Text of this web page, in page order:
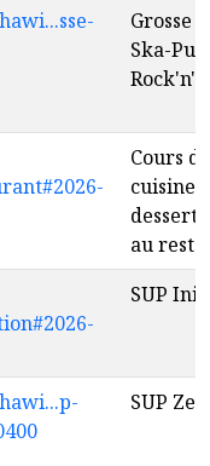
Grosse
Ska-
Cours de
cuisine:
au
SUP
SUP Zen